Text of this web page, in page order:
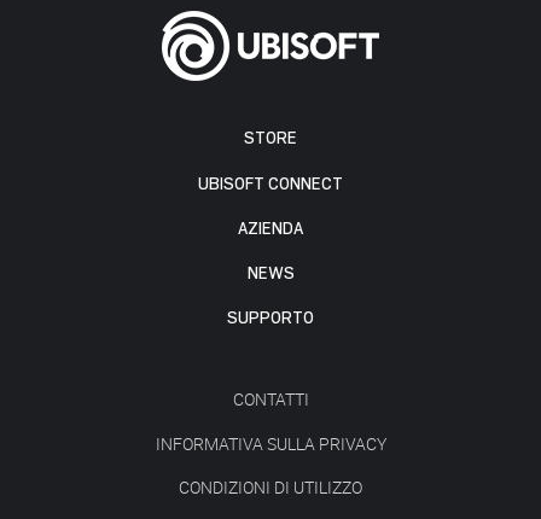
STORE
UBISOFT CONNECT
AZIENDA
NEWS
SUPPORTO
CONTATTI
INFORMATIVA SULLA PRIVACY
CONDIZIONI DI UTILIZZO